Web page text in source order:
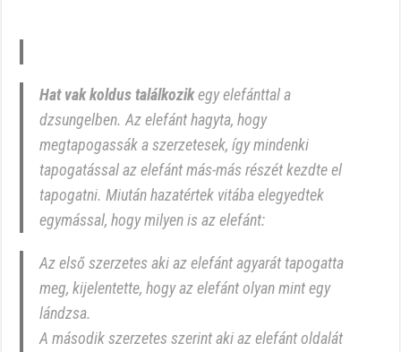
Hat vak koldus találkozikegy elefánttal a
dzsungelben. Az elefánt hagyta, hogy
megtapogassák a szerzetesek, így mindenki
tapogatással az elefánt más-más részét kezdte el
tapogatni. Miután hazatértek vitába elegyedtek
egymással, hogy milyen is az elefánt:
Az első szerzetes aki az elefánt agyarát tapogatta
meg, kijelentette, hogy az elefánt olyan mint egy
lándzsa.
A második szerzetes szerint aki az elefánt oldalát